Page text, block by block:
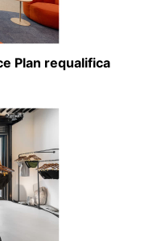
Plan requalifica